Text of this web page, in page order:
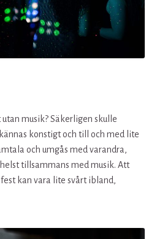
musik? Säkerligen skulle
konstigt och till och med lite
och umgås med varandra,
tillsammans med musik. Att
kan vara lite svårt ibland,